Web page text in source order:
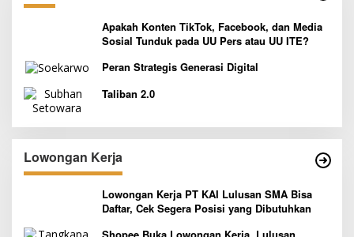
Apakah Konten TikTok, Facebook, dan Media
Sosial Tunduk pada UU Pers atau UU ITE?
Peran Strategis Generasi Digital
Taliban 2.0
Lowongan Kerja
Lowongan Kerja PT KAI Lulusan SMA Bisa
Daftar, Cek Segera Posisi yang Dibutuhkan